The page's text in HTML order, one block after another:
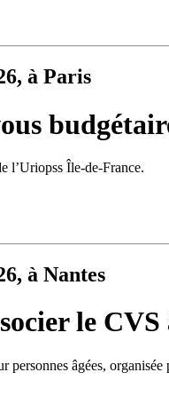
à Paris
l’Uriopss Île-de-France.
à Nantes
le
personnes âgées,